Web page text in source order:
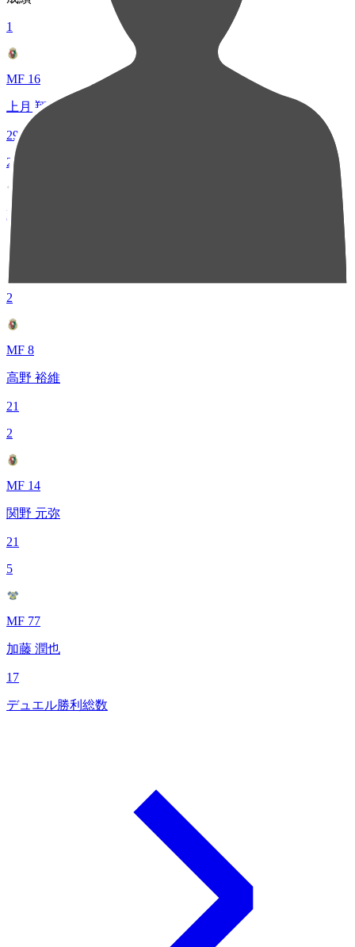
1
MF 16
上月 翔聖
29
2
DF 2
梅木 怜
21
2
MF 8
高野 裕維
21
2
MF 14
関野 元弥
21
5
MF 77
加藤 潤也
17
デュエル勝利総数